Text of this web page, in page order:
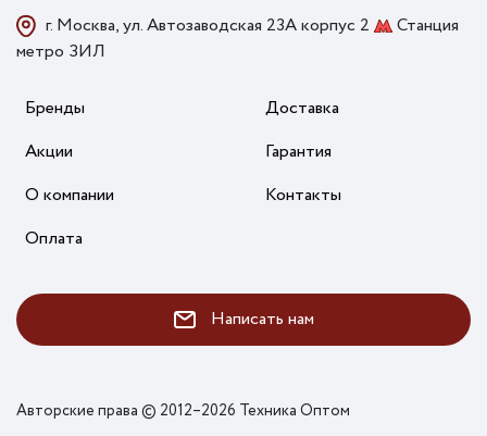
г. Москва, ул. Автозаводская 23А корпус 2
Станция
метро ЗИЛ
Бренды
Акции
О компании
Оплата
Доставка
Гарантия
Контакты
Написать нам
Авторские права © 2012–2026 Техника Оптом